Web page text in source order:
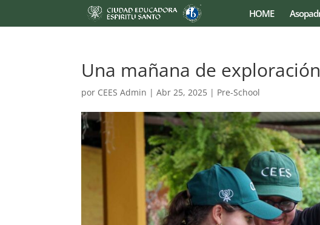
HOME
Una mañana de
por CEES Admin |Abr 25, 2025 | Pre-School